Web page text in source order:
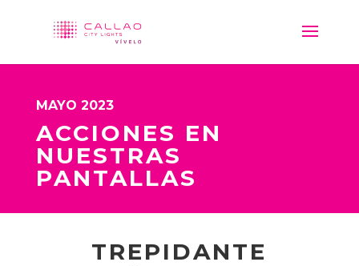
MAYO 2023
ACCIONES EN
NUESTRAS
PANTALLAS
TREPIDANTE